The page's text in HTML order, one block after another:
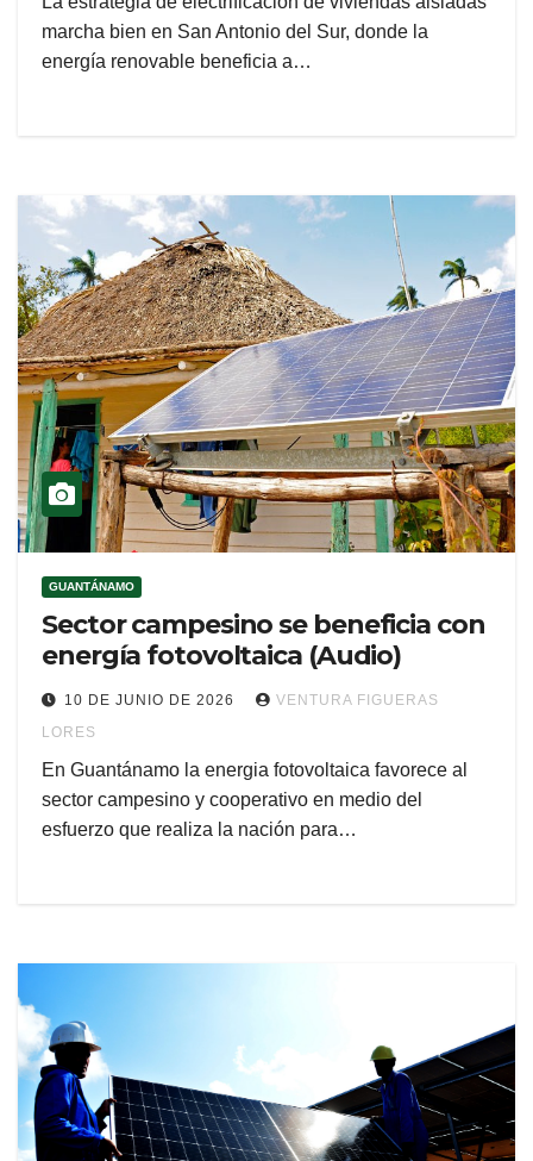
marcha bien en San Antonio del Sur, donde la
energía renovable beneficia a…
GUANTÁNAMO
Sector campesino se beneficia con
energía fotovoltaica (Audio)
10 DE JUNIO DE 2026
VENTURA FIGUERAS
LORES
En Guantánamo la energia fotovoltaica favorece al
sector campesino y cooperativo en medio del
esfuerzo que realiza la nación para…